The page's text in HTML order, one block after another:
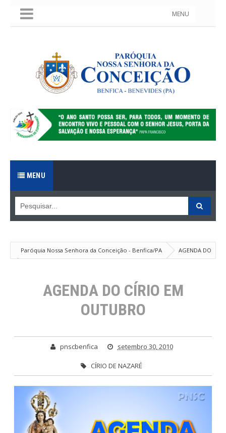
MENU
MENU
Paróquia Nossa Senhora da Conceição - Benfica/PA
AGENDA DO
CÍRIO EM OUTUBRO
AGENDA DO CÍRIO EM
OUTUBRO
pnscbenfica setembro 30, 2010
CÍRIO DE NAZARÉ